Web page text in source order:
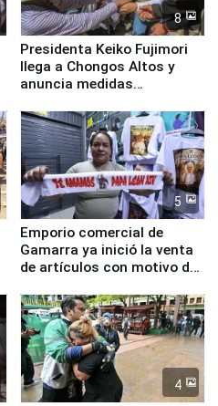
8
Presidenta Keiko Fujimori
llega a Chongos Altos y
anuncia medidas
educación, salud y empleo
5
Emporio comercial de
Gamarra ya inició la venta
de artículos con motivo de
4